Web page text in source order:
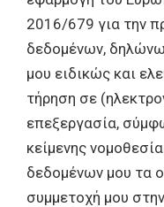
2016/679 για την
δεδομένων,
μου ειδικώς και
τήρηση σε
επεξεργασία,
κείμενης
δεδομένων μου τα
συμμετοχή μου